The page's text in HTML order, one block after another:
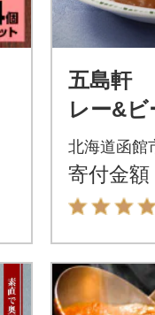
五島軒
レー&
ノフ詰
5
北海道函館
寄付金額